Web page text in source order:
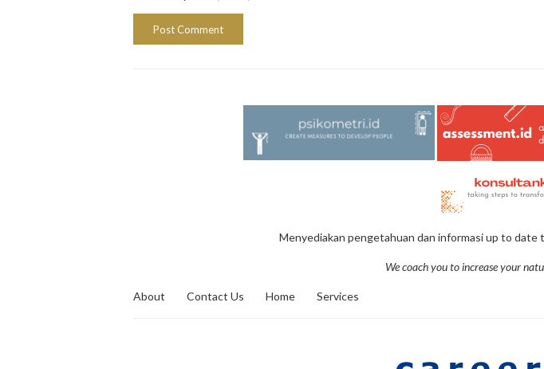
Menyediakan pengetahuan dan informasi up to
We coach you to increase your
About Contact Us Home Services